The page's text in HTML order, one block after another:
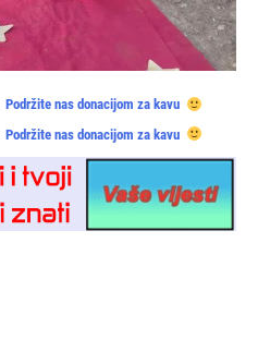
Podržite nas donacijom za kavu
Podržite nas donacijom za kavu